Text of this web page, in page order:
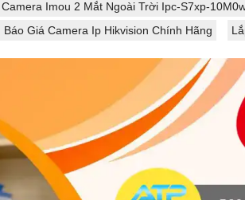
Camera Imou 2 Mắt Ngoài Trời Ipc-S7xp-
Báo Giá Camera Ip Hikvision Chính Hãng